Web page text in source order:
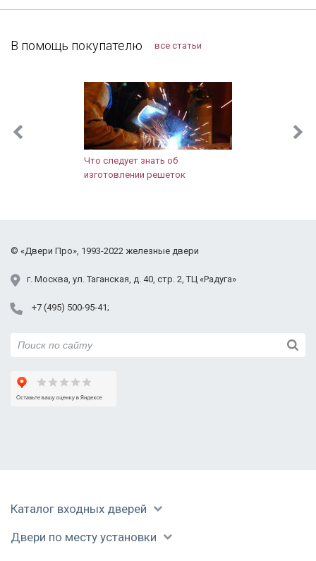
рисунок сделали очень красивый 👍. В
буду к вам обращаться!
В помощь покупателю все статьи
Что следует знать об
изготовлении решеток
г. Москва, ул. Таганская, д. 40, стр. 2, ТЦ «Радуга»
+7 (495) 500-95-41
© «Двери Про», 1993-2022 железные двери
Каталог входных дверей
Двери по месту установки